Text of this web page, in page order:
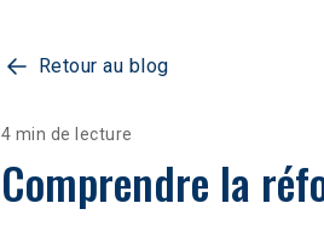
Retour au blog
4 min de lecture
Comprendre la